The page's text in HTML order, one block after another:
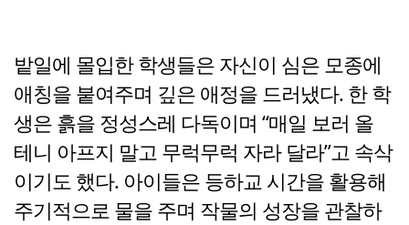
밭일에 몰입한 학생들은 자신이 심은 모종에
애칭을 붙여주며 깊은 애정을 드러냈다. 한 학
생은 흙을 정성스레 다독이며 “매일 보러 올
테니 아프지 말고 무럭무럭 자라 달라”고 속삭
이기도 했다. 아이들은 등하교 시간을 활용해
주기적으로 물을 주며 작물의 성장을 관찰하